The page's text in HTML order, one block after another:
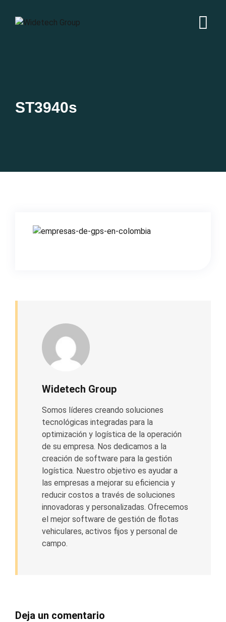
ST3940s
Widetech Group
Somos líderes creando soluciones
tecnológicas integradas para la
optimización y logística de la operación
de su empresa. Nos dedicamos a la
creación de software para la gestión
logística. Nuestro objetivo es ayudar a
las empresas a mejorar su eficiencia y
reducir costos a través de soluciones
innovadoras y personalizadas. Ofrecemos
el mejor software de gestión de flotas
vehiculares, activos fijos y personal de
campo.
Deja un comentario